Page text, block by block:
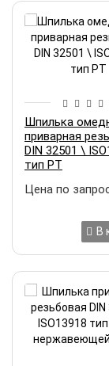
Шпилька
приварная
DIN 32501 \
тип РТ
Цена по
В